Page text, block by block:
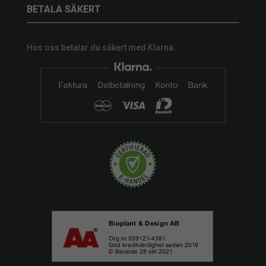
BETALA SÄKERT
Hos oss betalar du säkert med Klarna.